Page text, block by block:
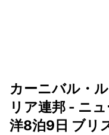
カーニバル・
リア連邦 - ニ
洋8泊9日 ブリ